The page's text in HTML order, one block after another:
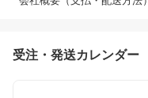
受注・発送カレンダー